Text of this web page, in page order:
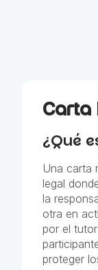
Carta
¿Qué
Una carta
legal
la
otra en
por el
proteger